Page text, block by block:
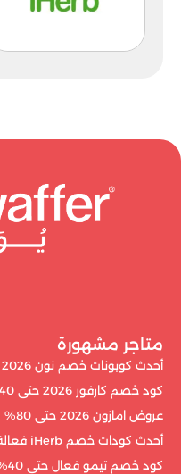
متاجر مشهورة
أحدث كوبونات خصم نون 2026 حتى 30%
كود خصم كارفور 2026 حتى 40%
عروض امازون 2026 حتى 80%
أحدث كودات خصم iHerb فعالة 100%
كود خصم تيمو فعال حتى 40%